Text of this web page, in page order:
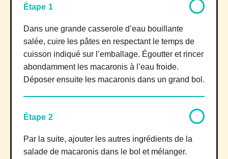
Étape 1
Dans une grande casserole d’eau bouillante
salée, cuire les pâtes en respectant le temps de
cuisson indiqué sur l’emballage. Égoutter et rincer
abondamment les macaronis à l’eau froide.
Déposer ensuite les macaronis dans un grand bol.
Étape 2
Par la suite, ajouter les autres ingrédients de la
salade de macaronis dans le bol et mélanger.